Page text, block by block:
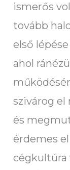
ismerős
tovább
első
ahol
szivárog el
és
érdemes
cégkultúra